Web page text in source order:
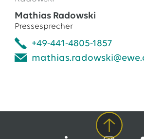
Mathias Radowski
Pressesprecher
+49-441-4805-1857